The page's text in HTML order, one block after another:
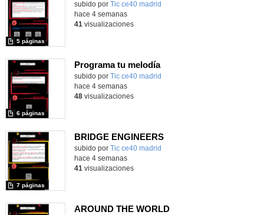
subido por Tic ce40 madrid
5 páginas
hace 4 semanas
41 visualizaciones
Programa tu melodía
subido por Tic ce40 madrid
6 páginas
hace 4 semanas
48visualizaciones
BRIDGE ENGINEERS
subido por Tic ce40 madrid
7 páginas
hace 4 semanas
41 visualizaciones
AROUND THE WORLD